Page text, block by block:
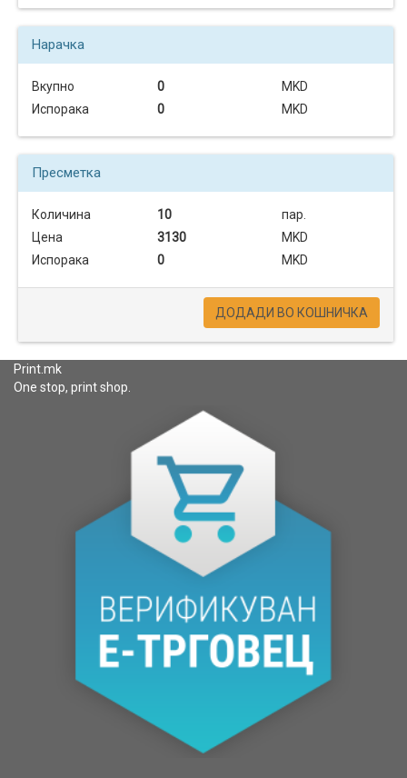
Нарачка
Вкупно 0
MKD
Испорака
0 MKD
Пресметка
Количина 10
пар.
Цена
3130
MKD
Испорака
0 MKD
ДОДАДИ ВО КОШНИЧКА
Print.mk
One stop, print shop.